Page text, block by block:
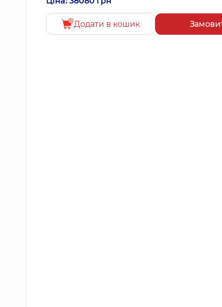
Додати в кошик